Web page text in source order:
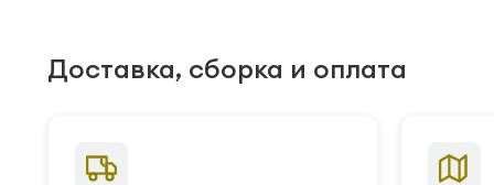
Доставка, сборка и оплата